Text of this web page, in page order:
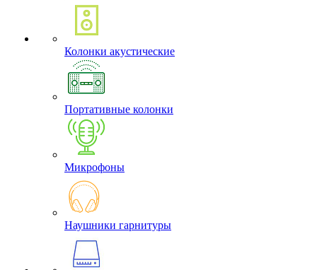
Колонки акустические
Портативные колонки
Микрофоны
Наушники гарнитуры